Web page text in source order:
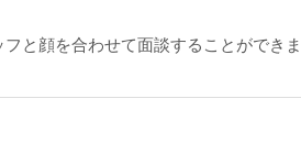
と顔を合わせて面談することができ